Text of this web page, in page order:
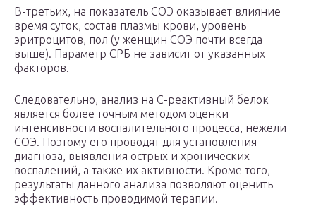
В-третьих, на показатель СОЭ оказывает влияние
время суток, состав плазмы крови, уровень
эритроцитов, пол (у женщин СОЭ почти всегда
выше). Параметр СРБ не зависит от указанных
факторов.
Следовательно, анализ на С-реактивный белок
является более точным методом оценки
интенсивности воспалительного процесса, нежели
СОЭ. Поэтому его проводят для установления
диагноза, выявления острых и хронических
воспалений, а также их активности. Кроме того,
результаты данного анализа позволяют оценить
эффективность проводимой терапии.